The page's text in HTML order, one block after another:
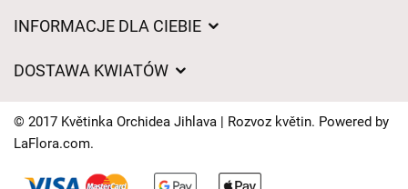
INFORMACJE DLA CIEBIE
Czasy dostawy kwiatów – przegląd możliwości
DOSTAWA KWIATÓW
Gdzie dostarczamy kwiaty
© 2017 Květinka Orchidea Jihlava | Rozvoz květin. Powered by
LaFlora.com.